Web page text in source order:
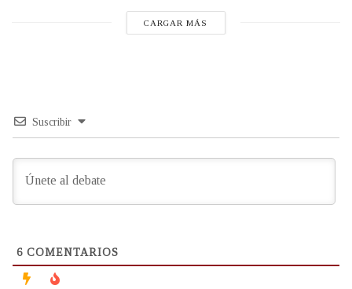
CARGAR MÁS
Suscribir
6 COMENTARIOS